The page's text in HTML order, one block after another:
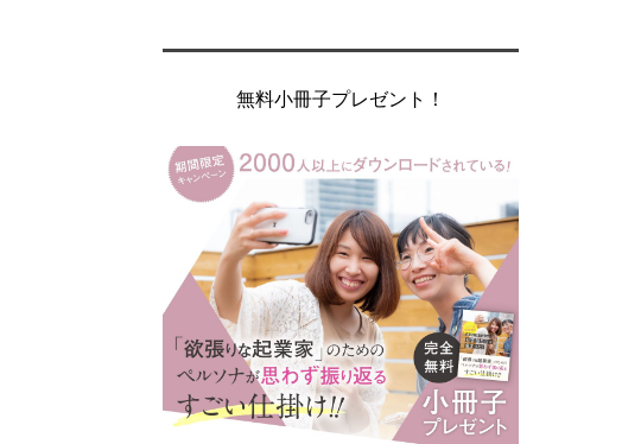
無料小冊子プレゼント！